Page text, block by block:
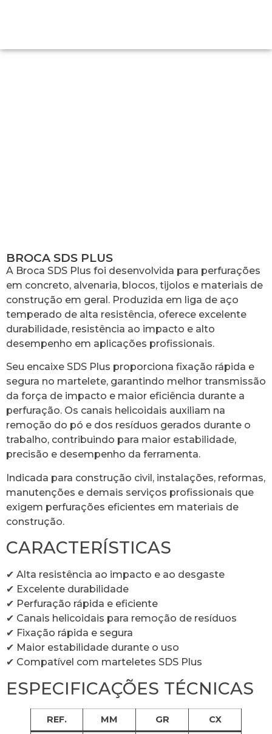
BROCA SDS PLUS
A Broca SDS Plus foi desenvolvida para perfurações
em concreto, alvenaria, blocos, tijolos e materiais de
construção em geral. Produzida em liga de aço
temperado de alta resistência, oferece excelente
durabilidade, resistência ao impacto e alto
desempenho em aplicações profissionais.
Seu encaixe SDS Plus proporciona fixação rápida e
segura no martelete, garantindo melhor transmissão
da força de impacto e maior eficiência durante a
perfuração. Os canais helicoidais auxiliam na
remoção do pó e dos resíduos gerados durante o
trabalho, contribuindo para maior estabilidade,
precisão e desempenho da ferramenta.
Indicada para construção civil, instalações, reformas,
manutenções e demais serviços profissionais que
exigem perfurações eficientes em materiais de
construção.
CARACTERÍSTICAS
✔ Alta resistência ao impacto e ao desgaste
✔ Excelente durabilidade
✔ Perfuração rápida e eficiente
✔ Canais helicoidais para remoção de resíduos
✔ Fixação rápida e segura
✔ Maior estabilidade durante o uso
✔ Compatível com marteletes SDS Plus
ESPECIFICAÇÕES TÉCNICAS
REF. MM GR CX